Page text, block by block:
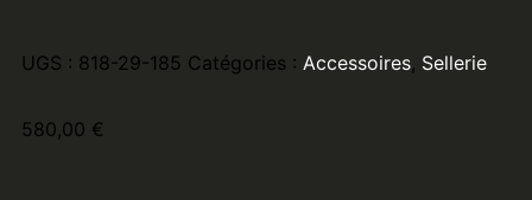
UGS : 818-29-185 Catégories : Accessoires Sellerie
580,00 €